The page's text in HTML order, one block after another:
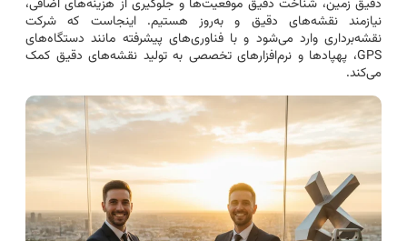
دقیق زمین، شناخت دقیق موقعیت‌ها و جلوگیری از هزینه‌های اضافی،
نیازمند نقشه‌های دقیق و به‌روز هستیم. اینجاست که شرکت
نقشه‌برداری وارد می‌شود و با فناوری‌های پیشرفته مانند دستگاه‌های
GPS، پهپادها و نرم‌افزارهای تخصصی به تولید نقشه‌های دقیق کمک
می‌کند.